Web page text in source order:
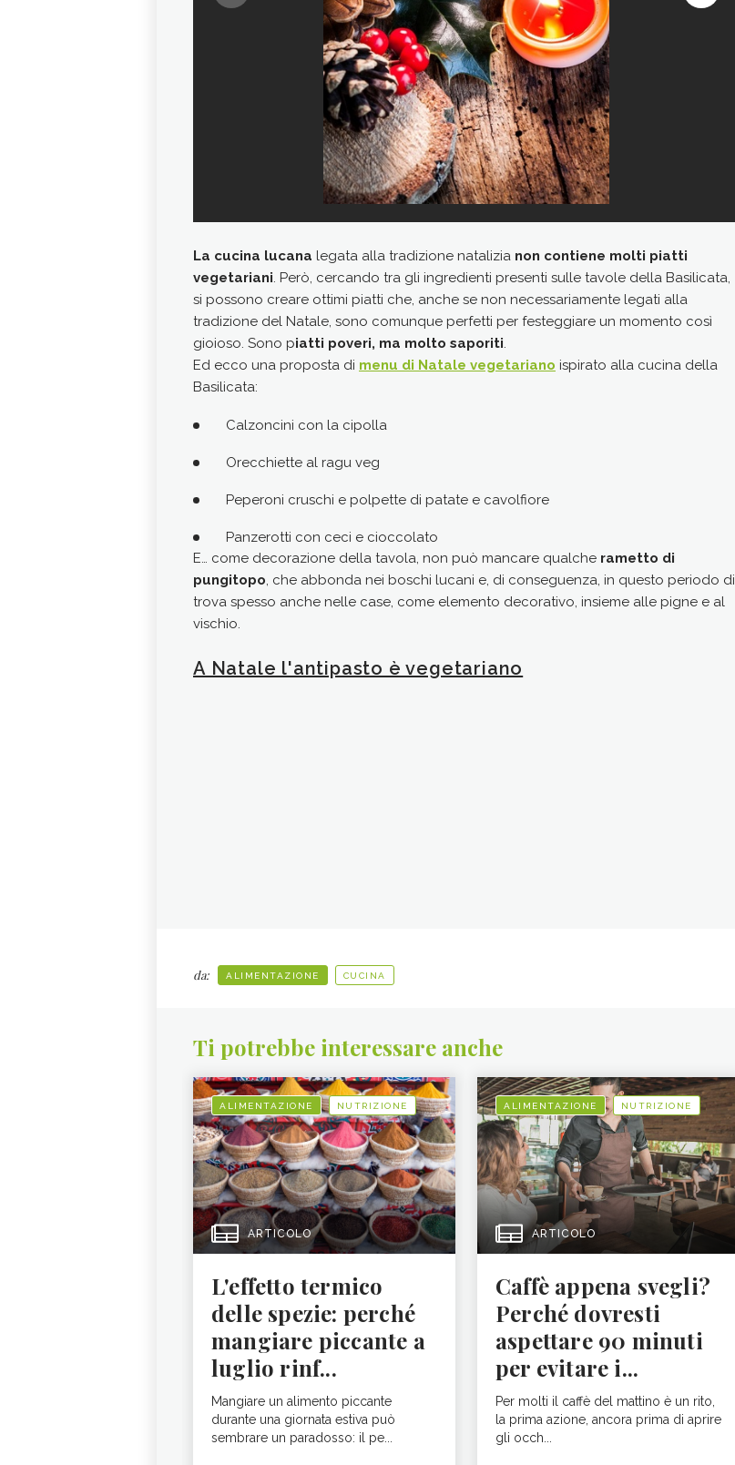
La cucina lucana legata alla tradizione natalizia non contiene molti piatti
vegetariani. Però, cercando tra gli ingredienti presenti sulle tavole della Basilicata,
si possono creare ottimi piatti che, anche se non necessariamente legati alla
tradizione del Natale, sono comunque perfetti per festeggiare un momento così
gioioso. Sono piatti poveri, ma molto saporiti.
Ed ecco una proposta di menu di Natale vegetariano ispirato alla cucina della
Basilicata:
Calzoncini con la cipolla
Orecchiette al ragu veg
Peperoni cruschi e polpette di patate e cavolfiore
Panzerotti con ceci e cioccolato
E… come decorazione della tavola, non può mancare qualche rametto di
pungitopo, che abbonda nei boschi lucani e, di conseguenza, in questo periodo di
trova spesso anche nelle case, come elemento decorativo, insieme alle pigne e al
vischio.
A Natale l'antipasto è vegetariano
da: ALIMENTAZIONE CUCINA
Ti potrebbe interessare anche
ALIMENTAZIONE NUTRIZIONE
ARTICOLO
L'effetto termico
delle spezie: perché
mangiare piccante a
luglio rinf...
Mangiare un alimento piccante
durante una giornata estiva può
sembrare un paradosso: il pe...
ALIMENTAZIONE NUTRIZIONE
ARTICOLO
Caffè appena svegli?
Perché dovresti
aspettare 90 minuti
per evitare i...
Per molti il caffè del mattino è un rito,
la prima azione, ancora prima di aprire
gli occh...